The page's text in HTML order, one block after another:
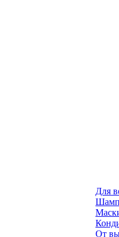
Для
От